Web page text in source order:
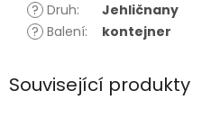
? Druh:
Jehličnany
? Balení: kontejner
Související produkty